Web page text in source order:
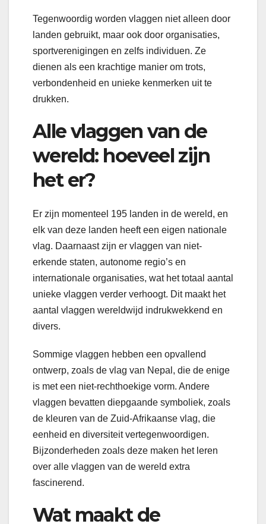
Tegenwoordig worden vlaggen niet alleen door
landen gebruikt, maar ook door organisaties,
sportverenigingen en zelfs individuen. Ze
dienen als een krachtige manier om trots,
verbondenheid en unieke kenmerken uit te
drukken.
Alle vlaggen van de
wereld: hoeveel zijn
het er?
Er zijn momenteel 195 landen in de wereld, en
elk van deze landen heeft een eigen nationale
vlag. Daarnaast zijn er vlaggen van niet-
erkende staten, autonome regio’s en
internationale organisaties, wat het totaal aantal
unieke vlaggen verder verhoogt. Dit maakt het
aantal vlaggen wereldwijd indrukwekkend en
divers.
Sommige vlaggen hebben een opvallend
ontwerp, zoals de vlag van Nepal, die de enige
is met een niet-rechthoekige vorm. Andere
vlaggen bevatten diepgaande symboliek, zoals
de kleuren van de Zuid-Afrikaanse vlag, die
eenheid en diversiteit vertegenwoordigen.
Bijzonderheden zoals deze maken het leren
over alle vlaggen van de wereld extra
fascinerend.
Wat maakt de